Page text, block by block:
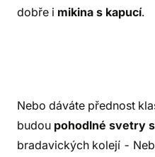
dobře i mikina s kapucí.
Nebo dáváte přednost
budou pohodlné svetry
bradavických kolejí -